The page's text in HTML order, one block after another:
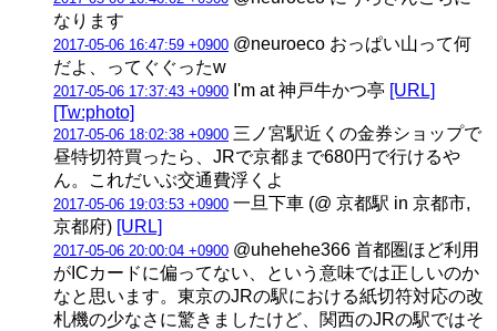
なります
2017-05-06 16:47:59 +0900 @neuroeco おっぱい山って何
だよ、ってぐぐったw
2017-05-06 17:37:43 +0900 I'm at 神戸牛かつ亭 [URL]
[Tw:photo]
2017-05-06 18:02:38 +0900 三ノ宮駅近くの金券ショップで
昼特切符買ったら、JRで京都まで680円で行けるや
ん。これだいぶ交通費浮くよ
2017-05-06 19:03:53 +0900 一旦下車 (@ 京都駅 in 京都市,
京都府) [URL]
2017-05-06 20:00:04 +0900 @uhehehe366 首都圏ほど利用
がICカードに偏ってない、という意味では正しいのか
なと思います。東京のJRの駅における紙切符対応の改
札機の少なさに驚きましたけど、関西のJRの駅ではそ